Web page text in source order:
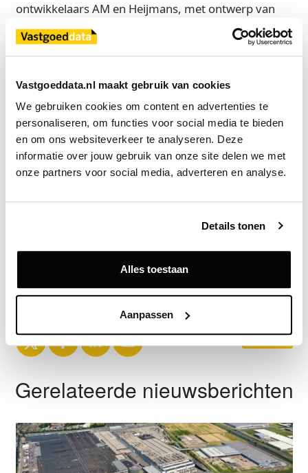
Vastgoeddata.nl maakt gebruik van cookies
We gebruiken cookies om content en advertenties te
personaliseren, om functies voor social media te bieden
en om ons websiteverkeer te analyseren. Deze
informatie over jouw gebruik van onze site delen we met
onze partners voor social media, adverteren en analyse.
Details tonen
Alles toestaan
Aanpassen
ontwikkelaars AM en Heijmans, met ontwerp van
Barcode Architects en landschapsarchitectuur door
Buro Sant en Co. Ooms Makelaars
namens verkoper.
Bron
Ooms Makelaars Bedrijfshuisvesting, partner in
Dynamis
Deze informatie is alleen beschikbaar voor licentiehouders van
Vastgoeddata.
Vraag een demo aan
Terug
Gerelateerde nieuwsberichten